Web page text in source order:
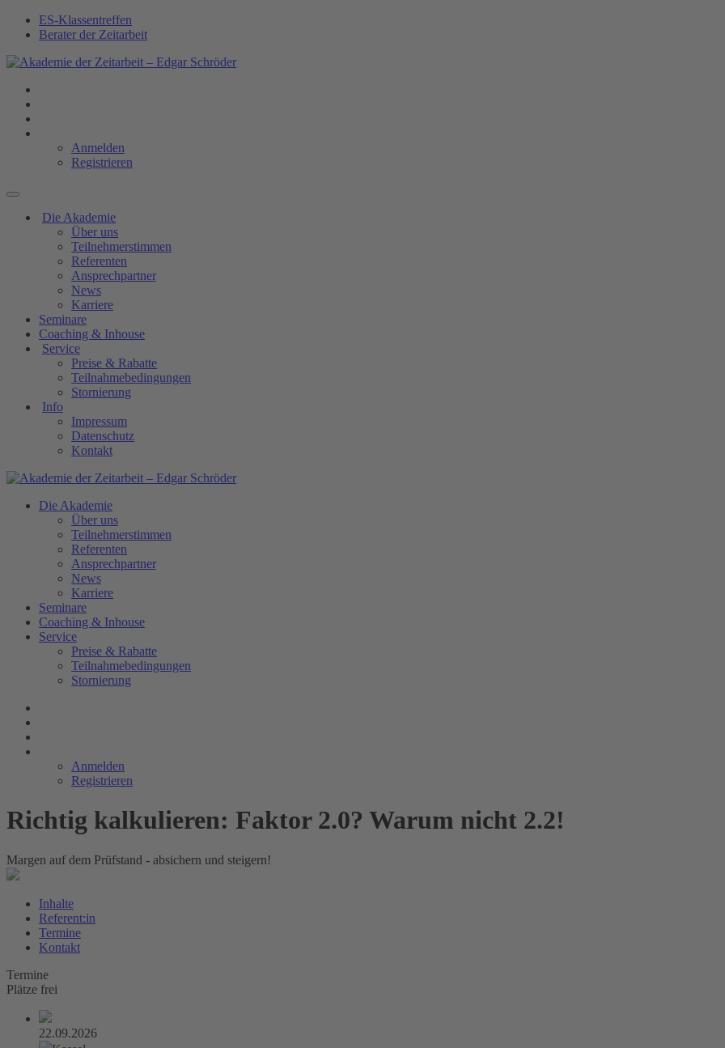
ES-Klassentreffen
Berater der Zeitarbeit
Anmelden
Registrieren
Die Akademie
Über uns
Teilnehmerstimmen
Referenten
Ansprechpartner
News
Karriere
Seminare
Coaching & Inhouse
Service
Preise & Rabatte
Teilnahmebedingungen
Stornierung
Info
Impressum
Datenschutz
Kontakt
Die Akademie
Über uns
Teilnehmerstimmen
Referenten
Ansprechpartner
News
Karriere
Seminare
Coaching & Inhouse
Service
Preise & Rabatte
Teilnahmebedingungen
Stornierung
Anmelden
Registrieren
Richtig kalkulieren: Faktor 2.0? Warum nicht 2.2!
Margen auf dem Prüfstand - absichern und steigern!
Inhalte
Referent:in
Termine
Kontakt
Termine
Plätze frei
22.09.2026